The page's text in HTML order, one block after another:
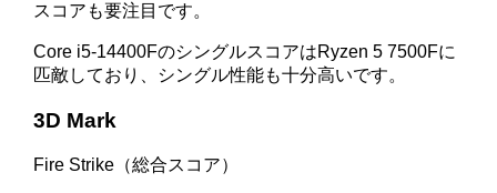
スコアも要注目です。
Core i5-14400FのシングルスコアはRyzen 5 7500Fに
匹敵しており、シングル性能も十分高いです。
3D Mark
Fire Strike（総合スコア）